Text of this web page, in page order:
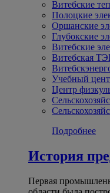
Витебские
Полоцкие
Оршанские
Глубокские
Витебские
Витебская
Учебный
Центр
Подробнее
История
Первая